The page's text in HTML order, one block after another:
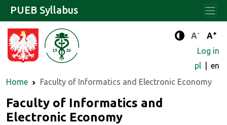
Enhanced
A- A+
Log in
pl
en
Home
Faculty of Informatics and Electronic Economy
PUEB Syllabus
Faculty of Informatics and
Electronic Economy